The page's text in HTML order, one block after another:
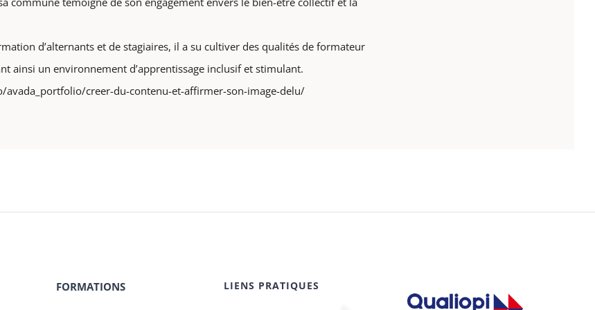
d’alternants et de stagiaires, il a su cultiver des qualités de formateur
ainsi un environnement d’apprentissage inclusif et stimulant.
avada_portfolio/creer-du-contenu-et-affirmer-son-image-delu/
FORMATIONS LIENS PRATIQUES